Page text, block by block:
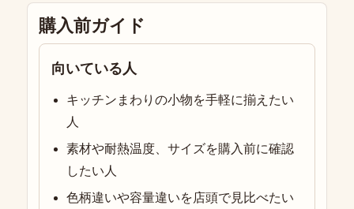
購入前ガイド
向いている人
キッチンまわりの小物を手軽に揃えたい
人
素材や耐熱温度、サイズを購入前に確認
したい人
色柄違いや容量違いを店頭で見比べたい